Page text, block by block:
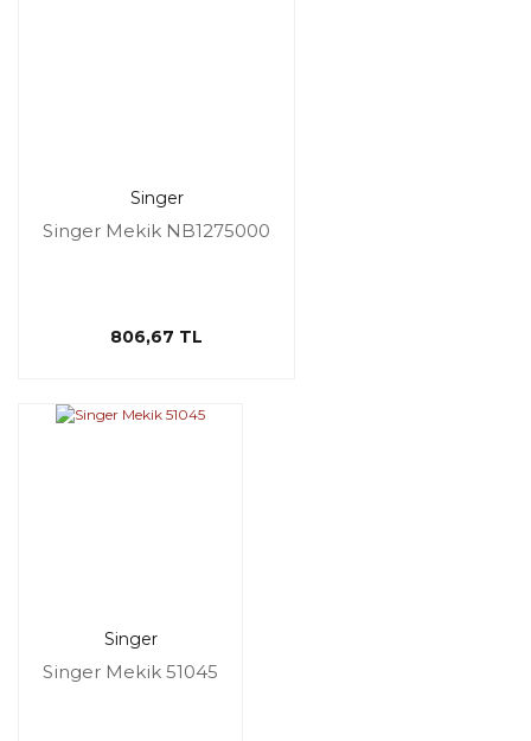
Singer
Singer Mekik NB1275000
806,67 TL
Singer
Singer Mekik 51045